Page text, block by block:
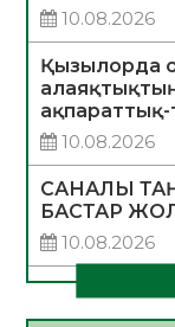
10.08.2026
Қызылорда
алаяқтықтың
ақпараттық-
10.08.2026
САНАЛЫ
БАСТАР
10.08.2026
ҚҰРЫЛТАЙ